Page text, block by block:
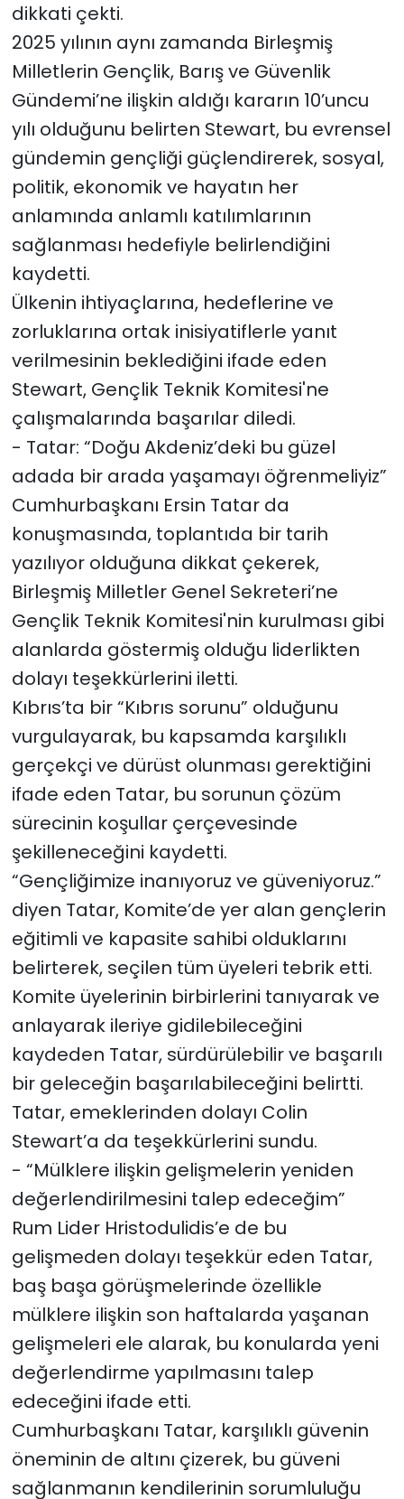
dikkati çekti.
2025 yılının aynı zamanda Birleşmiş
Milletlerin Gençlik, Barış ve Güvenlik
Gündemi’ne ilişkin aldığı kararın 10’uncu
yılı olduğunu belirten Stewart, bu evrensel
gündemin gençliği güçlendirerek, sosyal,
politik, ekonomik ve hayatın her
anlamında anlamlı katılımlarının
sağlanması hedefiyle belirlendiğini
kaydetti.
Ülkenin ihtiyaçlarına, hedeflerine ve
zorluklarına ortak inisiyatiflerle yanıt
verilmesinin beklediğini ifade eden
Stewart, Gençlik Teknik Komitesi'ne
çalışmalarında başarılar diledi.
- Tatar: “Doğu Akdeniz’deki bu güzel
adada bir arada yaşamayı öğrenmeliyiz”
Cumhurbaşkanı Ersin Tatar da
konuşmasında, toplantıda bir tarih
yazılıyor olduğuna dikkat çekerek,
Birleşmiş Milletler Genel Sekreteri’ne
Gençlik Teknik Komitesi'nin kurulması gibi
alanlarda göstermiş olduğu liderlikten
dolayı teşekkürlerini iletti.
Kıbrıs’ta bir “Kıbrıs sorunu” olduğunu
vurgulayarak, bu kapsamda karşılıklı
gerçekçi ve dürüst olunması gerektiğini
ifade eden Tatar, bu sorunun çözüm
sürecinin koşullar çerçevesinde
şekilleneceğini kaydetti.
“Gençliğimize inanıyoruz ve güveniyoruz.”
diyen Tatar, Komite’de yer alan gençlerin
eğitimli ve kapasite sahibi olduklarını
belirterek, seçilen tüm üyeleri tebrik etti.
Komite üyelerinin birbirlerini tanıyarak ve
anlayarak ileriye gidilebileceğini
kaydeden Tatar, sürdürülebilir ve başarılı
bir geleceğin başarılabileceğini belirtti.
Tatar, emeklerinden dolayı Colin
Stewart’a da teşekkürlerini sundu.
- “Mülklere ilişkin gelişmelerin yeniden
değerlendirilmesini talep edeceğim”
Rum Lider Hristodulidis’e de bu
gelişmeden dolayı teşekkür eden Tatar,
baş başa görüşmelerinde özellikle
mülklere ilişkin son haftalarda yaşanan
gelişmeleri ele alarak, bu konularda yeni
değerlendirme yapılmasını talep
edeceğini ifade etti.
Cumhurbaşkanı Tatar, karşılıklı güvenin
öneminin de altını çizerek, bu güveni
sağlanmanın kendilerinin sorumluluğu